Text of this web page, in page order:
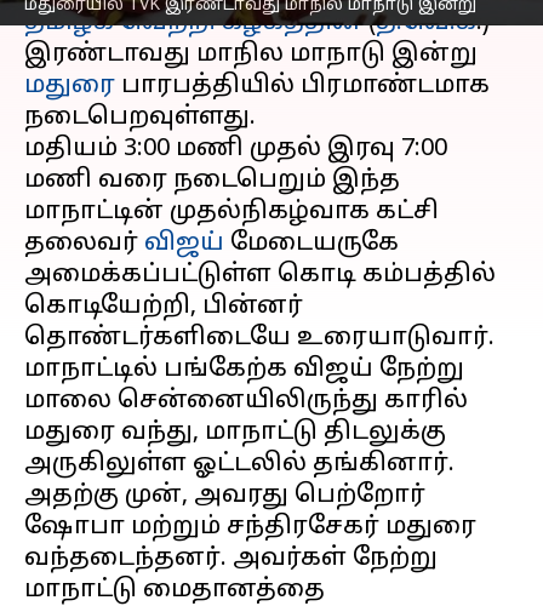
மதுரையில் TVK இரண்டாவது மாநில மாநாடு இன்று
தமிழக வெற்றி கழகத்தின்(த.வெ.க.)
இரண்டாவது மாநில மாநாடு இன்று
மதுரை பாரபத்தியில் பிரமாண்டமாக
நடைபெறவுள்ளது.
மதியம் 3:00 மணி முதல் இரவு 7:00
மணி வரை நடைபெறும் இந்த
மாநாட்டின் முதல்நிகழ்வாக கட்சி
தலைவர் விஜய் மேடையருகே
அமைக்கப்பட்டுள்ள கொடி கம்பத்தில்
கொடியேற்றி, பின்னர்
தொண்டர்களிடையே உரையாடுவார்.
மாநாட்டில் பங்கேற்க விஜய் நேற்று
மாலை சென்னையிலிருந்து காரில்
மதுரை வந்து, மாநாட்டு திடலுக்கு
அருகிலுள்ள ஓட்டலில் தங்கினார்.
அதற்கு முன், அவரது பெற்றோர்
ஷோபா மற்றும் சந்திரசேகர் மதுரை
வந்தடைந்தனர். அவர்கள் நேற்று
மாநாட்டு மைதானத்தை